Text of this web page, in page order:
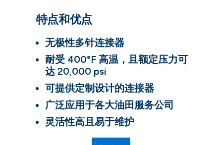
特点和优点
无极性多针连接器
耐受 400°F 高温，且额定压力可
达 20,000 psi
可提供定制设计的连接器
广泛应用于各大油田服务公司
灵活性高且易于维护